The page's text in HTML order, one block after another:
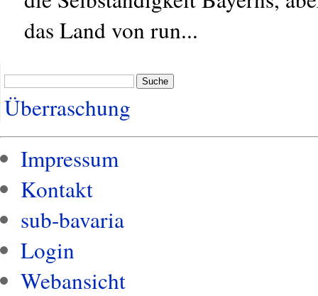
das Land von run...
Suche
Überraschung
Impressum
Kontakt
sub-bavaria
Login
Webansicht